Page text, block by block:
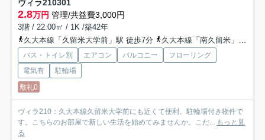
ヴィラ210301
2.8万円 管理/共益費3,000円
3階 / 22.00㎡ / 1K /築42年
久大本線「久留米大学前」駅 徒歩7分
久大本線「南久留米」駅 徒歩26分
バス・トイレ別 エアコン バルコニー
フローリング
電気有
駐輪場
敷礼0
ヴィラ210：久大本線久留米大学前にも近くて便利。駐輪場付き物件で
す。こちらのお部屋で新しい生活を始めてみませんか。こだ... もっと見
る